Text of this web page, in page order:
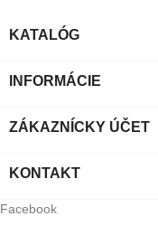
KATALÓG
INFORMÁCIE
ZÁKAZNÍCKY ÚČET
KONTAKT
Facebook